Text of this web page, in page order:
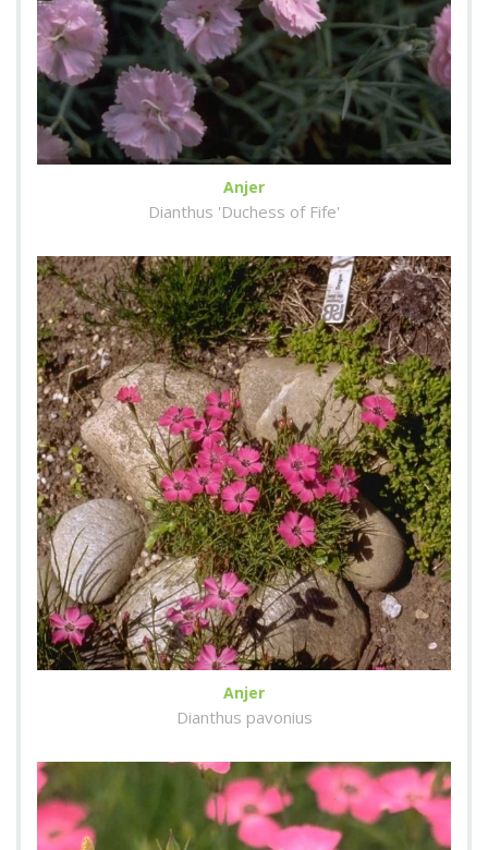
Anjer
Dianthus 'Duchess of Fife'
Anjer
Dianthus pavonius